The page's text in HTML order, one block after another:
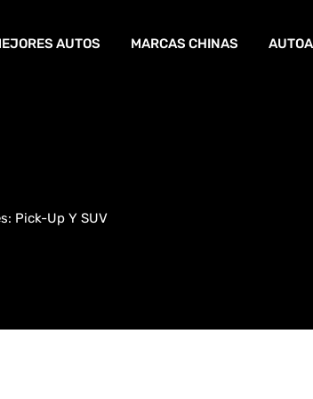
AUTOS MARCAS CHINAS
Pick-Up Y SUV